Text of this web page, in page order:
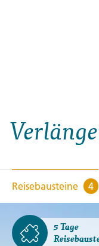
Reisebausteine 4
5 Tage